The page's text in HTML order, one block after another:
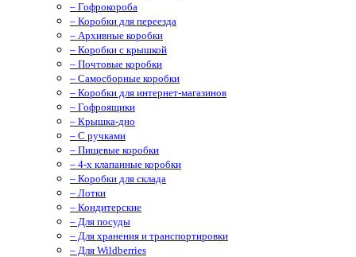
– Гофрокороба
– Коробки для переезда
– Архивные коробки
– Коробки с крышкой
– Почтовые коробки
– Самосборные коробки
– Коробки для интернет-магазинов
– Гофроящики
– Крышка-дно
– С ручками
– Пищевые коробки
– 4-х клапанные коробки
– Коробки для склада
– Лотки
– Кондитерские
– Для посуды
– Для хранения и транспортировки
– Для Wildberries